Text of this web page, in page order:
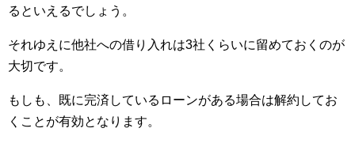
るといえるでしょう。
それゆえに他社への借り入れは3社くらいに留めておくのが
大切です。
もしも、既に完済しているローンがある場合は解約してお
くことが有効となります。